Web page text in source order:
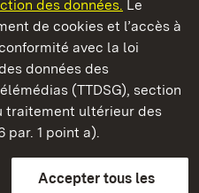
des données. Le
de cookies et l’accès à
avec la loi
données des
(TTDSG), section
traitement ultérieur des
par. 1 point a).
Accepter tous les
Bade-Wurtemberg
légales